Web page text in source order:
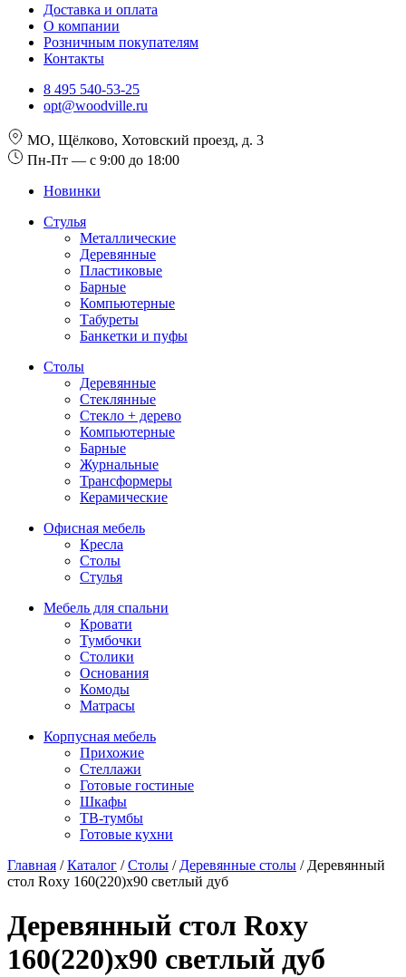
Доставка и оплата
О компании
Розничным покупателям
Контакты
8 495 540-53-25
opt@woodville.ru
МО, Щёлково, Хотовский проезд, д. 3
Пн-Пт — с 9:00 до 18:00
Новинки
Стулья
Металлические
Деревянные
Пластиковые
Барные
Компьютерные
Табуреты
Банкетки и пуфы
Столы
Деревянные
Стеклянные
Стекло + дерево
Компьютерные
Барные
Журнальные
Трансформеры
Керамические
Офисная мебель
Кресла
Столы
Стулья
Мебель для спальни
Кровати
Тумбочки
Столики
Основания
Комоды
Матрасы
Корпусная мебель
Прихожие
Стеллажи
Готовые гостиные
Шкафы
ТВ-тумбы
Готовые кухни
Главная /Каталог /Столы / Деревянные столы / Деревянный
стол Roxy 160(220)x90 светлый дуб
Деревянный стол Roxy
160(220)x90 светлый дуб